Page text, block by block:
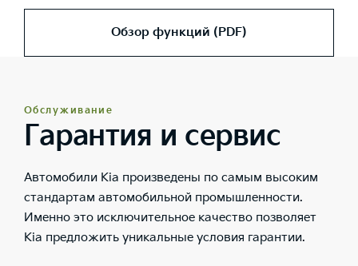
Обзор функций (PDF)
Обслуживание
Гарантия и сервис
Автомобили Kia произведены по самым высоким
стандартам автомобильной промышленности.
Именно это исключительное качество позволяет
Kia предложить уникальные условия гарантии.